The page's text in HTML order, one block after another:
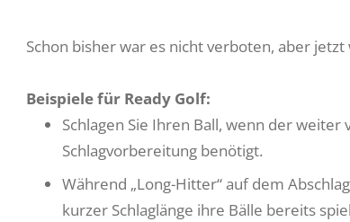
Schon bisher war es nicht verboten, aber
Beispiele für Ready Golf:
Schlagen Sie Ihren Ball, wenn der
Schlagvorbereitung benötigt.
Während „Long-Hitter“ auf dem
kurzer Schlaglänge ihre Bälle bereits